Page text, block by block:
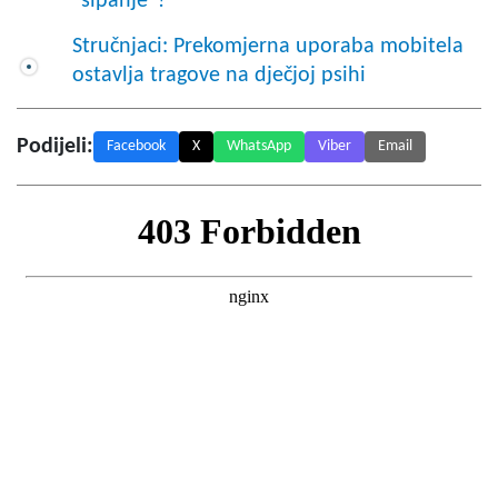
Stručnjaci: Prekomjerna uporaba mobitela
ostavlja tragove na dječjoj psihi
Podijeli: Facebook X WhatsApp Viber Email